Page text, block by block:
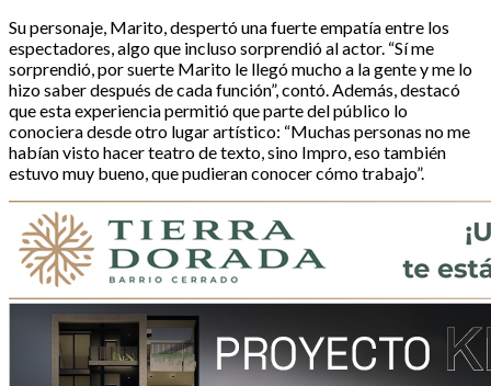
Su personaje, Marito, despertó una fuerte empatía entre los
espectadores, algo que incluso sorprendió al actor. “Sí me
sorprendió, por suerte Marito le llegó mucho a la gente y me lo
hizo saber después de cada función”, contó. Además, destacó
que esta experiencia permitió que parte del público lo
conociera desde otro lugar artístico: “Muchas personas no me
habían visto hacer teatro de texto, sino Impro, eso también
estuvo muy bueno, que pudieran conocer cómo trabajo”.